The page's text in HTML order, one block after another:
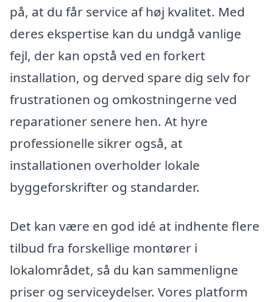
på, at du får service af høj kvalitet. Med
deres ekspertise kan du undgå vanlige
fejl, der kan opstå ved en forkert
installation, og derved spare dig selv for
frustrationen og omkostningerne ved
reparationer senere hen. At hyre
professionelle sikrer også, at
installationen overholder lokale
byggeforskrifter og standarder.
Det kan være en god idé at indhente flere
tilbud fra forskellige montører i
lokalområdet, så du kan sammenligne
priser og serviceydelser. Vores platform